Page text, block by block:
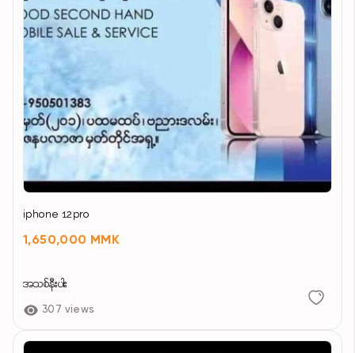
iphone 12pro
1,650,000 MMK
အသစ်နီးပါး
307 views